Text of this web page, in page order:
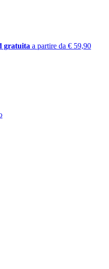
gratuita a partire da € 59,90